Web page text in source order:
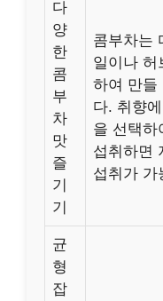
다
양
한
콤
부
차
맛
즐
기
기
콤부차는
일이나 허
하여 만들
다. 취향
을 선택하
섭취하면
섭취가 가
균
형
잡